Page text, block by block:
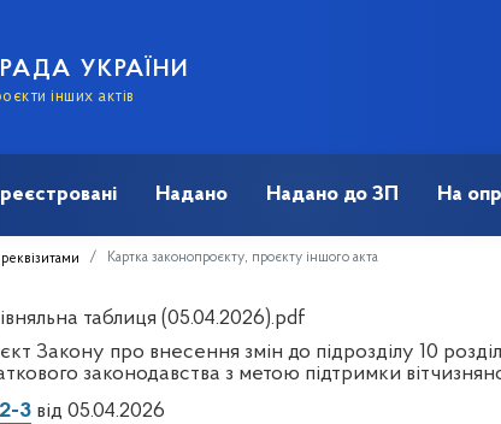
УКРАЇНИ
інших актів
Надано Надано до ЗП На
Картка законопроєкту, проєкту іншого акта
таблиця (05.04.2026).pdf
Закону про внесення змін до підрозділу 10
законодавства з метою підтримки
3від 05.04.2026